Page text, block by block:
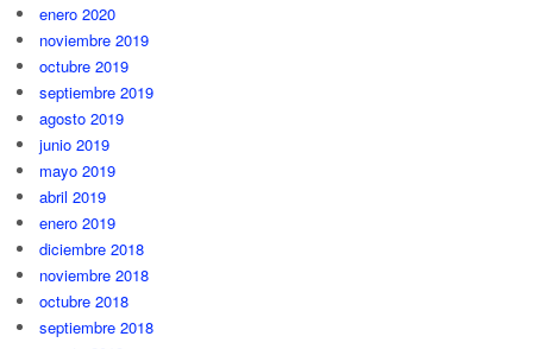
enero 2020
noviembre 2019
octubre 2019
septiembre 2019
agosto 2019
junio 2019
mayo 2019
abril 2019
enero 2019
diciembre 2018
noviembre 2018
octubre 2018
septiembre 2018